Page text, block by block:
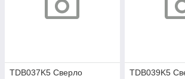
TDB037K5 Сверло
TDB039K5